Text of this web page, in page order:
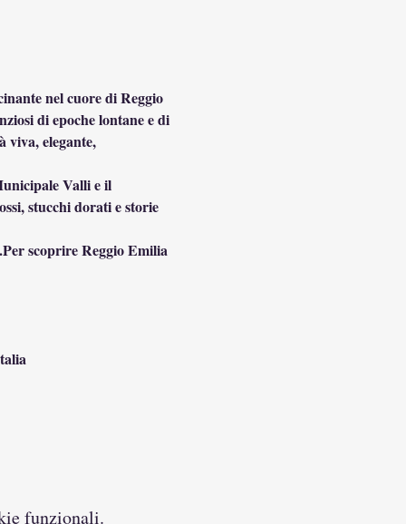
nel cuore di Reggio
di epoche lontane e di
viva, elegante,
Valli e il
stucchi dorati e storie
scoprire Reggio Emilia
funzionali.